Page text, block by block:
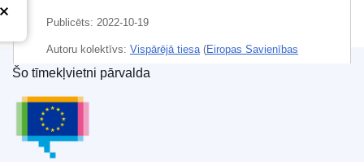
Publicēts: 2022-10-19
Autoru kolektīvs: Vispārējā tiesa(Eiropas Savienības
Tiesa)
Temats:atlīdzināšana
darbinieks (ES)
pierādījums
Eiropas Savienības Publikāciju birojs
Šo tīmekļvietni pārvalda